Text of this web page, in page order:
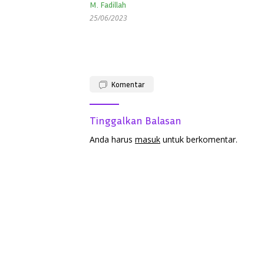
M. Fadillah
25/06/2023
Komentar
Tinggalkan Balasan
Anda harus masuk untuk berkomentar.